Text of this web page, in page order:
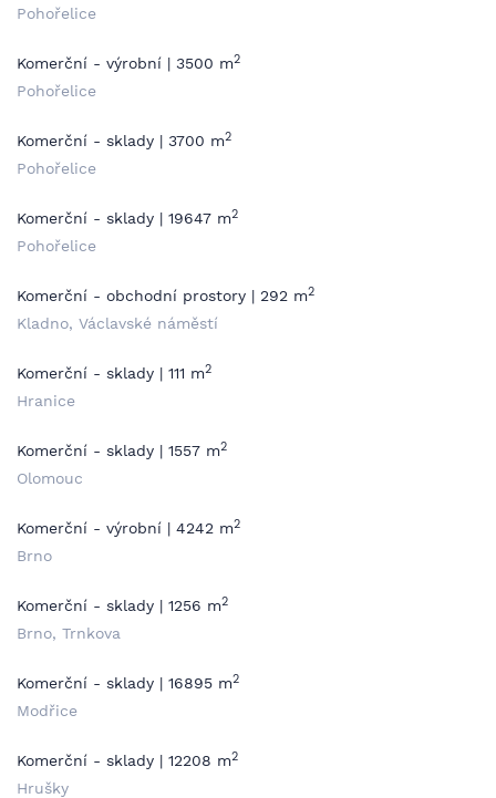
Pohořelice
Komerční - výrobní | 3500 m2
Pohořelice
Komerční - sklady | 3700 m2
Pohořelice
Komerční - sklady | 19647 m2
Pohořelice
Komerční - obchodní prostory | 292 m2
Kladno, Václavské náměstí
Komerční - sklady | 111 m2
Hranice
Komerční - sklady | 1557 m2
Olomouc
Komerční - výrobní | 4242 m2
Brno
Komerční - sklady | 1256 m2
Brno, Trnkova
Komerční - sklady | 16895 m2
Modřice
Komerční - sklady | 12208 m2
Hrušky